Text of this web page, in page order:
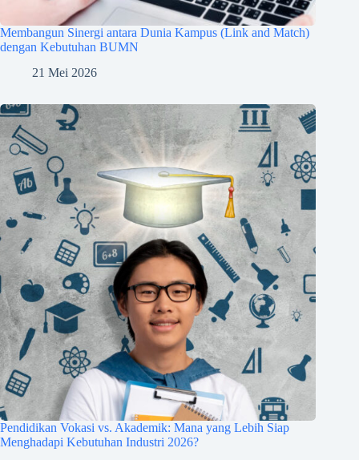
Membangun Sinergi antara Dunia Kampus (Link and Match)
dengan Kebutuhan BUMN
21 Mei 2026
Pendidikan Vokasi vs. Akademik: Mana yang Lebih Siap
Menghadapi Kebutuhan Industri 2026?